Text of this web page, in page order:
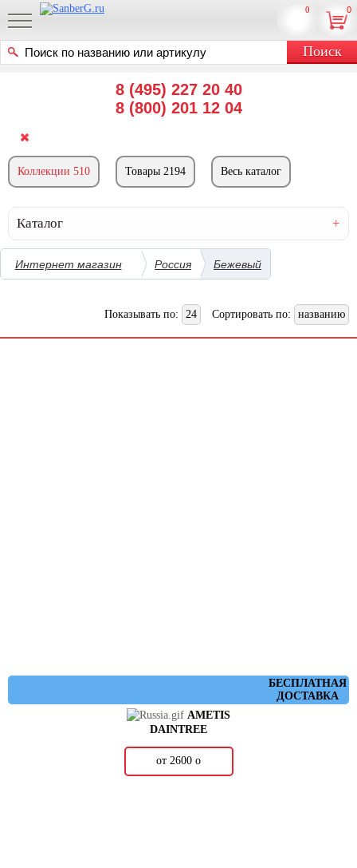
8 (495) 227 20 40
8 (800) 201 12 04
0
0
Коллекции 510 Товары 2194 Весь каталог
Каталог
Интернет магазин Россия Бежевый
Показывать по: 24 Сортировать по: названию
БЕСПЛАТНАЯ
ДОСТАВКА
AMETIS
DAINTREE
от 2600 о